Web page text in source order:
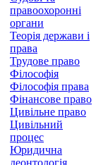
правоохоронні
органи
Теорія держави і
права
Трудове право
Філософія
Філософія права
Фінансове право
Цивільне право
Цивільний
процес
Юридична
деонтологія